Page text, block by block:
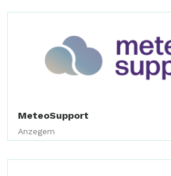
MeteoSupport
Anzegem